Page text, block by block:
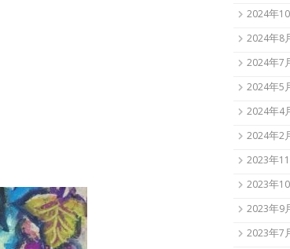
2024年
2024年8
2024年7
2024年5
2024年4
2024年2
2023年
2023年
2023年9
2023年7